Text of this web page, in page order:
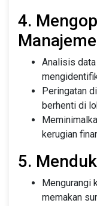
4.
Analisis
Peringatan
berhenti di
kerugian
5.
Mengurangi
memakan